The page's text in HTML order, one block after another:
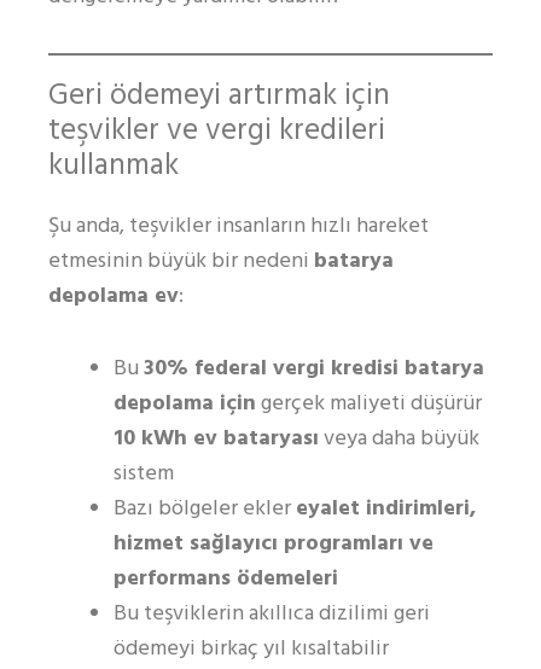
Geri ödemeyi artırmak için
teşvikler ve vergi kredileri
kullanmak
Şu anda, teşvikler insanların hızlı hareket
etmesinin büyük bir nedeni batarya
depolama ev:
Bu30% federal vergi kredisi batarya
depolama içingerçek maliyeti düşürür
10 kWh ev bataryasıveya daha büyük
sistem
Bazı bölgeler eklereyalet indirimleri,
hizmet sağlayıcı programları ve
performans ödemeleri
Bu teşviklerin akıllıca dizilimi geri
ödemeyi birkaç yıl kısaltabilir